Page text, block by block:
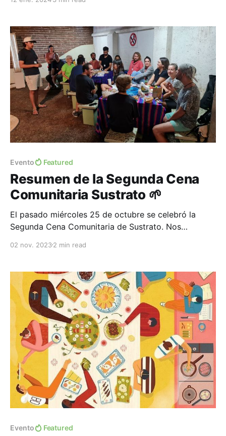
este taller es para ti! Objetivo: Vivero de sueños es
acompañamiento para que puedas activar
Evento Featured
Resumen de la Segunda Cena
Comunitaria Sustrato 🌱
El pasado miércoles 25 de octubre se celebró la
Segunda Cena Comunitaria de Sustrato. Nos
y Pájaros en el centro de La Paz. El evento fue
Michael 💜 con apoyo de Ándale La Paz
02 nov. 20232 min read
Evento Featured